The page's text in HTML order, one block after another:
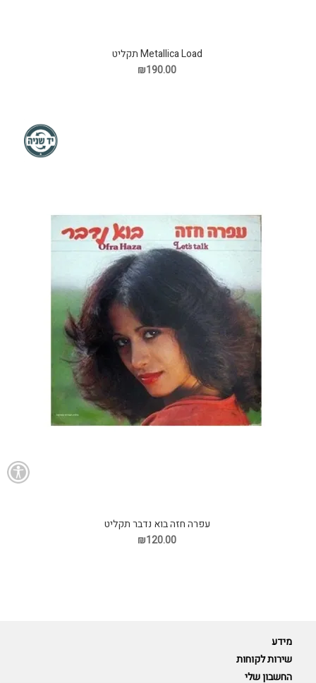
Metallica Load תקליט
₪190.00
עפרה חזה בוא נדבר תקליט
₪120.00
מידע
שירות לקוחות
החשבון שלי